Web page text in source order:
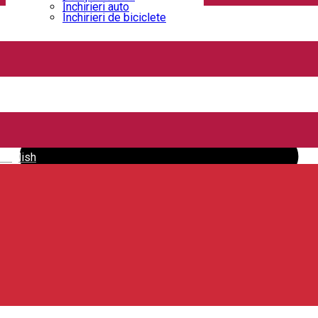
English
Închirieri auto
Închirieri de biciclete
BobVarsag - Vărșag